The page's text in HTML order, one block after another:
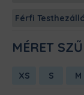
Férfi
MÉRET
XS S M